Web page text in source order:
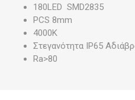
180LED SMD2835
PCS 8mm
4000K
Στεγανότητα IP65
Ra>80